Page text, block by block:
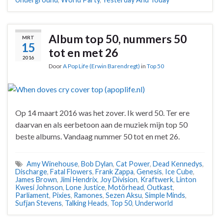
MRT
15
2016
Album top 50, nummers 50
tot en met 26
DoorA Pop Life (Erwin Barendregt) in Top 50
Op 14 maart 2016 was het zover. Ik werd 50. Ter ere
daarvan en als eerbetoon aan de muziek mijn top 50
beste albums. Vandaag nummer 50 tot en met 26.
Amy Winehouse, Bob Dylan, Cat Power, Dead Kennedys,
Discharge, Fatal Flowers, Frank Zappa, Genesis, Ice Cube,
James Brown, Jimi Hendrix, Joy Division, Kraftwerk, Linton
Kwesi Johnson, Lone Justice, Motörhead, Outkast,
Parliament, Pixies, Ramones, Sezen Aksu, Simple Minds,
Sufjan Stevens, Talking Heads, Top 50, Underworld